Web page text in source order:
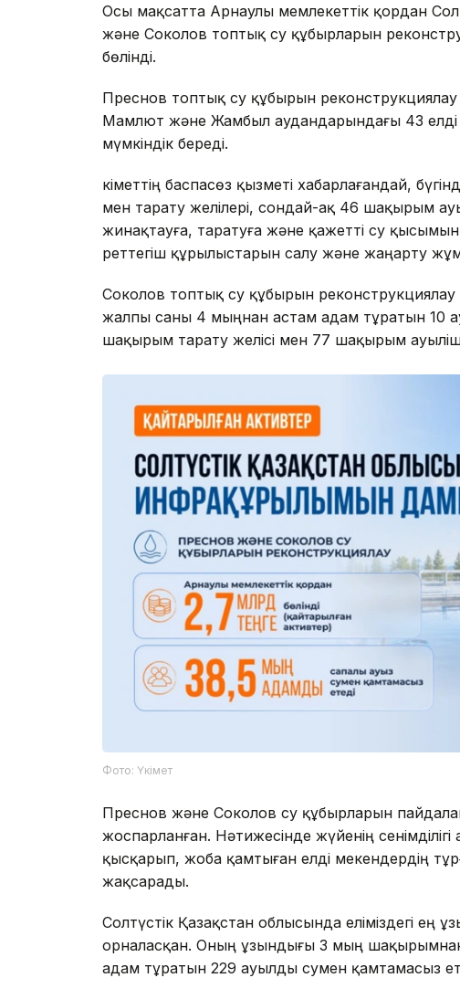
Осы мақсатта Арнаулы мемлекеттік қордан
және Соколов топтық су құбырларын
бөлінді.
Преснов топтық су құбырын
Мамлют және Жамбыл аудандарындағы 43
мүмкіндік береді.
Үкіметтің баспасөз қызметі хабарлағандай,
мен тарату желілері, сондай-ақ 46 шақырым
жинақтауға, таратуға және қажетті су
реттегіш құрылыстарын салу және жаңарту
Соколов топтық су құбырын
жалпы саны 4 мыңнан астам адам тұратын 10
шақырым тарату желісі мен 77 шақырым
Фото: Үкімет
Преснов және Соколов су құбырларын
жоспарланған. Нәтижесінде жүйенің
қысқарып, жоба қамтыған елді мекендердің
жақсарады.
Солтүстік Қазақстан облысында еліміздегі ең
орналасқан. Оның ұзындығы 3 мың
адам тұратын 229 ауылды сумен қамтамасыз